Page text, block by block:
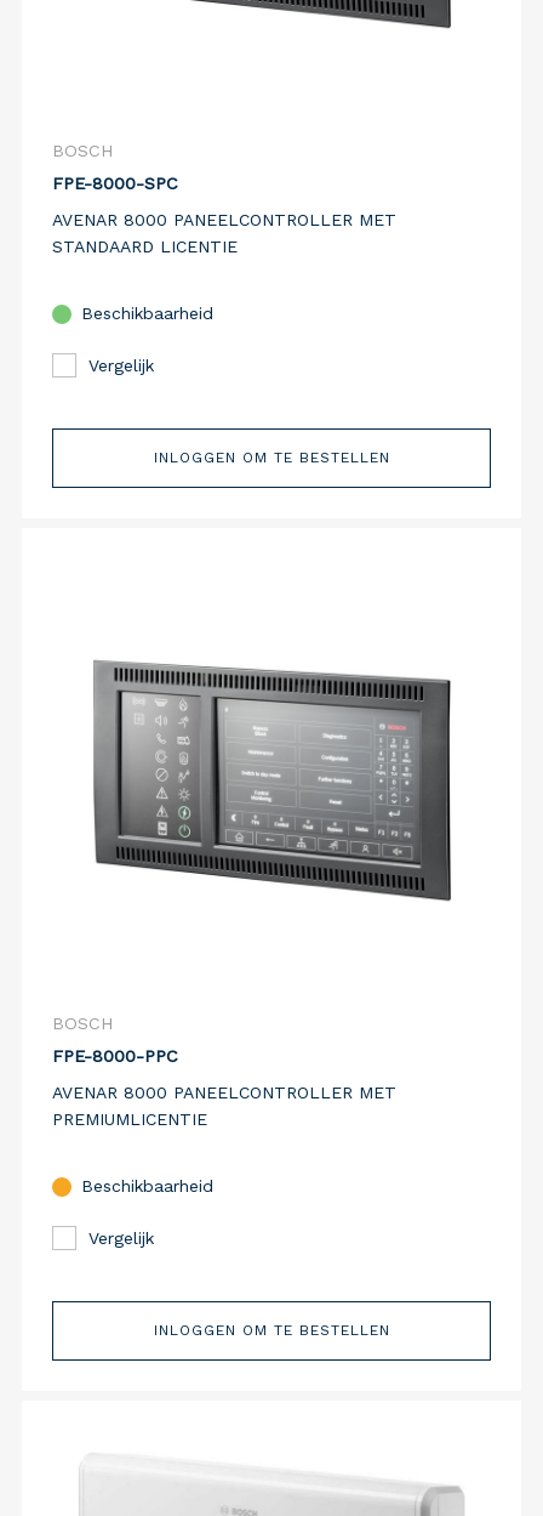
BOSCH
FPE-8000-SPC
AVENAR 8000 PANEELCONTROLLER MET
STANDAARD LICENTIE
Beschikbaarheid
Vergelijk
INLOGGEN OM TE BESTELLEN
BOSCH
FPE-8000-PPC
AVENAR 8000 PANEELCONTROLLER MET
PREMIUMLICENTIE
Beschikbaarheid
Vergelijk
INLOGGEN OM TE BESTELLEN